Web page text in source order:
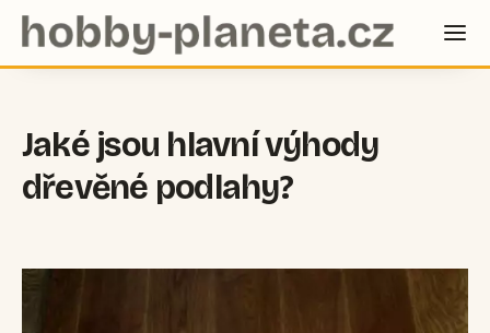
Jaké jsou hlavní výhody
dřevěné podlahy?